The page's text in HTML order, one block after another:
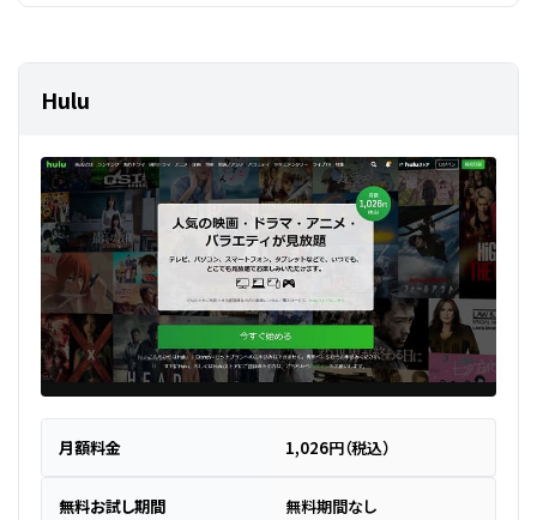
Hulu
月額料金 1,026円（税込）
無料お試し期間 無料期間なし